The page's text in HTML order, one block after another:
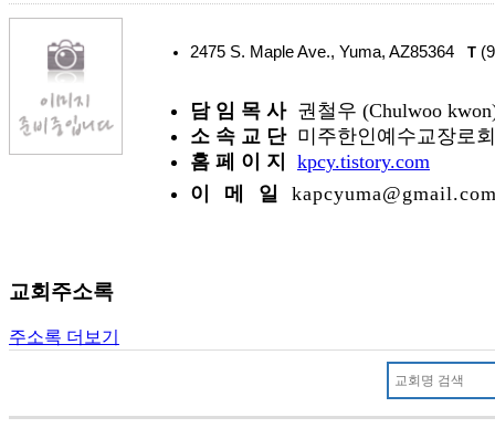
2475 S. Maple Ave., Yuma, AZ85364 T
담 임 목 사 권철우 (Chulwoo
소 속 교 단 미주한인예수교장로
홈 페 이 지
kpcy.tistory.com
이 메 일
교회주소록
주소록 더보기